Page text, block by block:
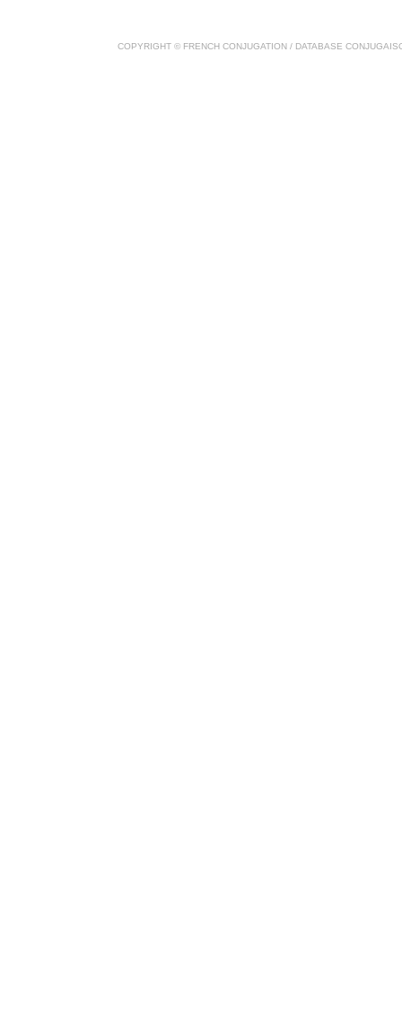
COPYRIGHT © FRENCH CONJUGATION / DATABASE